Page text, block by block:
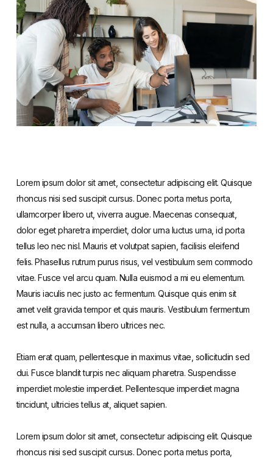
Lorem ipsum dolor sit amet, consectetur adipiscing elit. Quisque
rhoncus nisi sed suscipit cursus. Donec porta metus porta,
ullamcorper libero ut, viverra augue. Maecenas consequat,
dolor eget pharetra imperdiet, dolor urna luctus urna, id porta
tellus leo nec nisl. Mauris et volutpat sapien, facilisis eleifend
felis. Phasellus rutrum purus risus, vel vestibulum sem commodo
vitae. Fusce vel arcu quam. Nulla euismod a mi eu elementum.
Mauris iaculis nec justo ac fermentum. Quisque quis enim sit
amet velit gravida tempor et quis mauris. Vestibulum fermentum
est nulla, a accumsan libero ultrices nec.
Etiam erat quam, pellentesque in maximus vitae, sollicitudin sed
dui. Fusce blandit turpis nec aliquam pharetra. Suspendisse
imperdiet molestie imperdiet. Pellentesque imperdiet magna
tincidunt, ultricies tellus at, aliquet sapien.
Lorem ipsum dolor sit amet, consectetur adipiscing elit. Quisque
rhoncus nisi sed suscipit cursus. Donec porta metus porta,